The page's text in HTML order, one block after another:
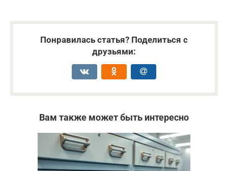
Понравилась статья? Поделиться с
друзьями:
Вам также может быть интересно